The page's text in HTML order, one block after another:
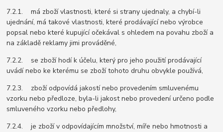
7.2.1. má zboží vlastnosti, které si strany ujednaly, a chybí-li
ujednání, má takové vlastnosti, které prodávající nebo výrobce
popsal nebo které kupující očekával s ohledem na povahu zboží a
na základě reklamy jimi prováděné,
7.2.2. se zboží hodí k účelu, který pro jeho použití prodávající
uvádí nebo ke kterému se zboží tohoto druhu obvykle používá,
7.2.3. zboží odpovídá jakostí nebo provedením smluvenému
vzorku nebo předloze, byla-li jakost nebo provedení určeno podle
smluveného vzorku nebo předlohy,
7.2.4. je zboží v odpovídajícím množství, míře nebo hmotnosti a